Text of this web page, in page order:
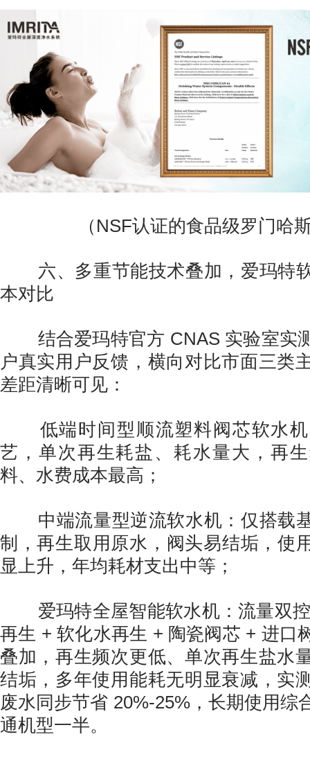
（NSF认证的食品级罗门哈
六、多重节能技术叠加，爱玛特
本对比
结合爱玛特官方 CNAS 实验室实
户真实用户反馈，横向对比市面三类
差距清晰可见：
低端时间型顺流塑料阀芯软水机
艺，单次再生耗盐、耗水量大，再
料、水费成本最高；
中端流量型逆流软水机：仅搭载
制，再生取用原水，阀头易结垢，使
显上升，年均耗材支出中等；
爱玛特全屋智能软水机：流量双控
再生 + 软化水再生 + 陶瓷阀芯 + 进口
叠加，再生频次更低、单次再生盐水
结垢，多年使用能耗无明显衰减，实
废水同步节省 20%-25%，长期使用综
通机型一半。